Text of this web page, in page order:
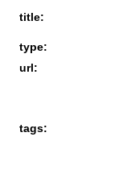
title:
type:
url:
tags: